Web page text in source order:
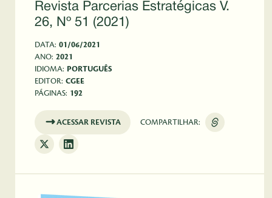
Revista Parcerias Estratégicas V.
26, Nº 51 (2021)
DATA: 01/06/2021
ANO: 2021
IDIOMA: PORTUGUÊS
EDITOR: CGEE
PÁGINAS: 192
ACESSAR REVISTA COMPARTILHAR: